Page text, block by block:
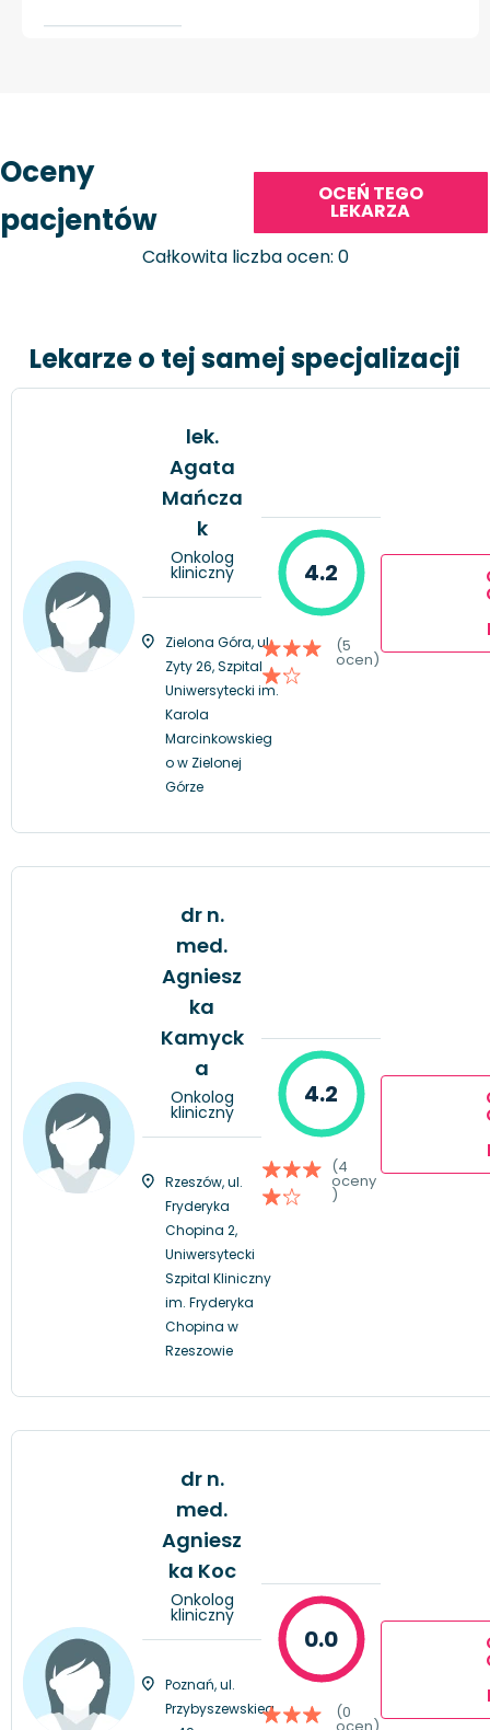
Oceny
pacjentów
OCEŃ TEGO
LEKARZA
Całkowita liczba ocen: 0
Lekarze o tej samej specjalizacji
lek.
Agata
Mańcza
k
Onkolog
kliniczny
Zielona Góra, ul.
Zyty 26, Szpital
Uniwersytecki im.
Karola
Marcinkowskieg
o w Zielonej
Górze
4.2
(5
ocen)
dr n.
med.
Agniesz
ka
Kamyck
a
Onkolog
kliniczny
Rzeszów, ul.
Fryderyka
Chopina 2,
Uniwersytecki
Szpital Kliniczny
im. Fryderyka
Chopina w
Rzeszowie
4.2
(4
oceny
)
dr n.
med.
Agniesz
ka Koc
Onkolog
kliniczny
Poznań, ul.
Przybyszewskieg
0.0
(0
ocen)